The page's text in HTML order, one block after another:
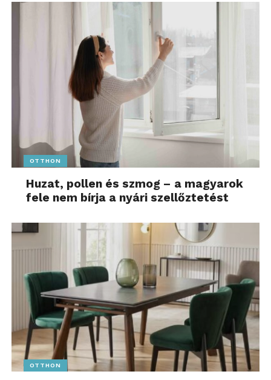
OTTHON
Huzat, pollen és szmog – a magyarok
fele nem bírja a nyári szellőztetést
OTTHON